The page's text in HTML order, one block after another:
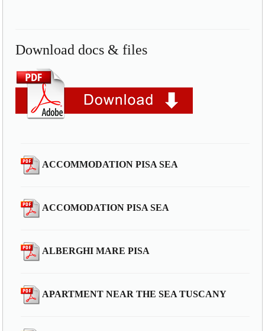
Download docs & files
ACCOMMODATION PISA SEA
ACCOMODATION PISA SEA
ALBERGHI MARE PISA
APARTMENT NEAR THE SEA TUSCANY